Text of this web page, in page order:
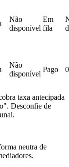
Não
disponível
Em
fila
Não
disponível
Pago
taxa antecipada
Desconfie de
neutra de